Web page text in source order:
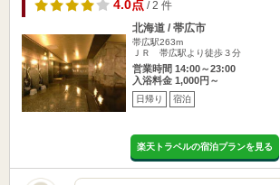
4.0点/ 2 件
北海道 / 帯広市
帯広駅263m
ＪＲ 帯広駅より徒歩３分
営業時間 14:00～23:00
入浴料金 1,000円～
日帰り 宿泊
楽天トラベルの宿泊プランを見る